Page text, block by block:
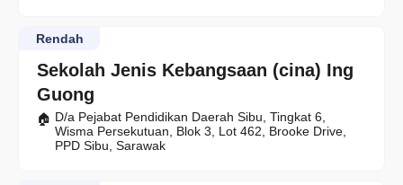
Sekolah Jenis Kebangsaan (cina) Ing
Guong
Rendah
D/a Pejabat Pendidikan Daerah Sibu, Tingkat 6,
Wisma Persekutuan, Blok 3, Lot 462, Brooke Drive,
PPD Sibu, Sarawak